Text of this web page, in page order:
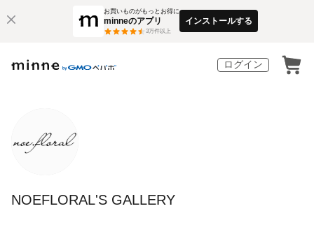
お買いものがもっとお得に
minneのアプリ
3万件以上
インストールする
ログイン
NOEFLORAL'S GALLERY